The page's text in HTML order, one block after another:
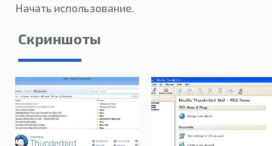
Начать использование.
Скриншоты